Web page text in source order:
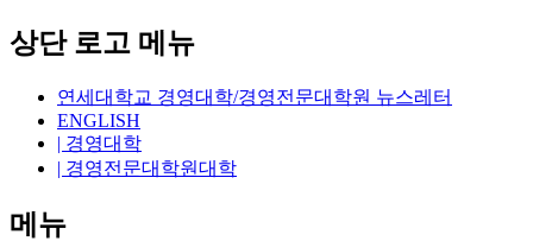
상단 로고 메뉴
연세대학교 경영대학/경영전문대학원 뉴스레터
ENGLISH
| 경영대학
| 경영전문대학원대학
메뉴